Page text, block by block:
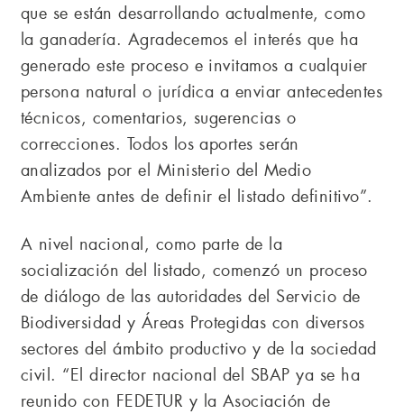
que se están desarrollando actualmente, como
la ganadería. Agradecemos el interés que ha
generado este proceso e invitamos a cualquier
persona natural o jurídica a enviar antecedentes
técnicos, comentarios, sugerencias o
correcciones. Todos los aportes serán
analizados por el Ministerio del Medio
Ambiente antes de definir el listado definitivo”.
A nivel nacional, como parte de la
socialización del listado, comenzó un proceso
de diálogo de las autoridades del Servicio de
Biodiversidad y Áreas Protegidas con diversos
sectores del ámbito productivo y de la sociedad
civil. “El director nacional del SBAP ya se ha
reunido con FEDETUR y la Asociación de